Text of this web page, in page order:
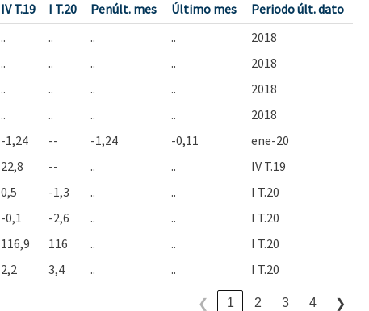
IV T.19 I T.20 Penúlt. mes Último mes
Periodo últ. dato
.. .. .. ..
2018
.. .. .. ..
2018
.. .. .. ..
2018
.. .. .. ..
2018
-1,24 -- -1,24 -0,11
ene-20
22,8 -- .. ..
IV T.19
0,5 -1,3 .. ..
I T.20
-0,1 -2,6 .. ..
I T.20
116,9 116 .. ..
I T.20
2,2 3,4 .. .. I T.20
❮ 1 2 3 4 ❯